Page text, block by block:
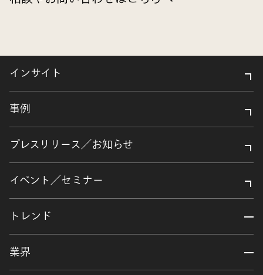
インサイト
事例
プレスリリース／お知らせ
イベント／セミナー
トレンド
業界